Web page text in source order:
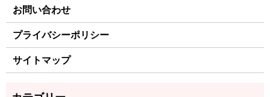
お問い合わせ
プライバシーポリシー
サイトマップ